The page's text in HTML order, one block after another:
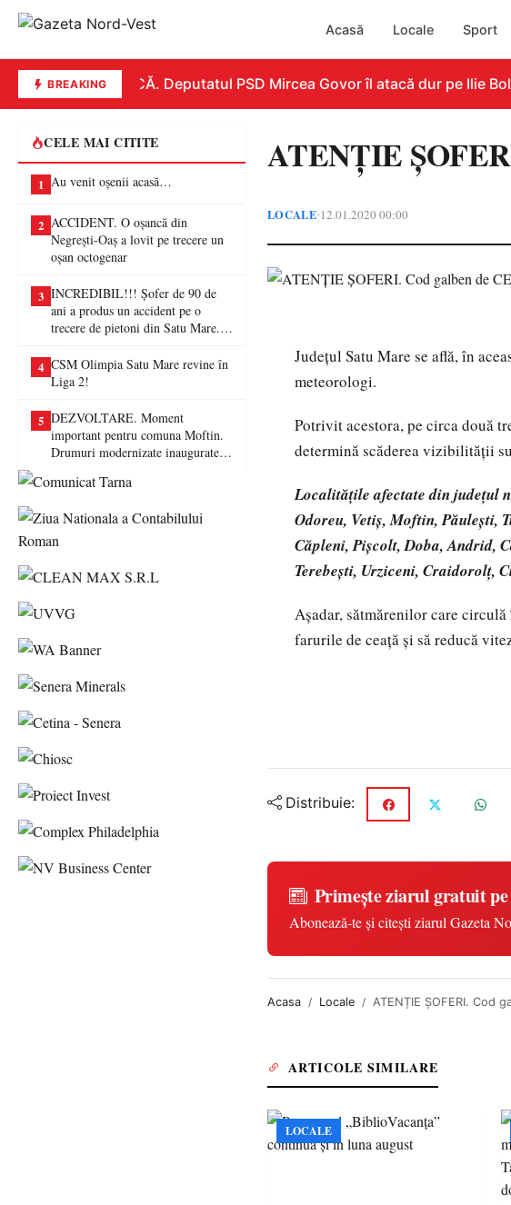
Acasă Locale Sport
BREAKINGREPLICĂ. Deputatul PSD Mircea Govor îl atacă dur pe Ilie
CELE MAI CITITE
1 Au venit oșenii acasă…
2 ACCIDENT. O oșancă din
Negrești-Oaș a lovit pe trecere un
oșan octogenar
3 INCREDIBIL!!! Șofer de 90 de
ani a produs un accident pe o
trecere de pietoni din Satu Mare. O
4 CSM Olimpia Satu Mare revine în
Liga 2!
5 DEZVOLTARE. Moment
important pentru comuna Moftin.
Drumuri modernizate inaugurate în
ATENȚIE
LOCALE•12.01.2020 00:00
Județul Satu Mare se află, în
meteorologi.
Potrivit acestora, pe circa două
determină scăderea vizibilității
Localitățile afectate din județul
Odoreu, Vetiș, Moftin, Păulești,
Căpleni, Pișcolt, Doba, Andrid,
Terebești, Urziceni, Craidorolț,
Așadar, sătmărenilor care
farurile de ceață și să reducă
Distribuie:
Primește ziarul gratuit
Abonează-te și citești ziarul Gazeta
Acasa Locale ATENȚIE ȘOFERI. Cod
ARTICOLE SIMILARE
LOCALE